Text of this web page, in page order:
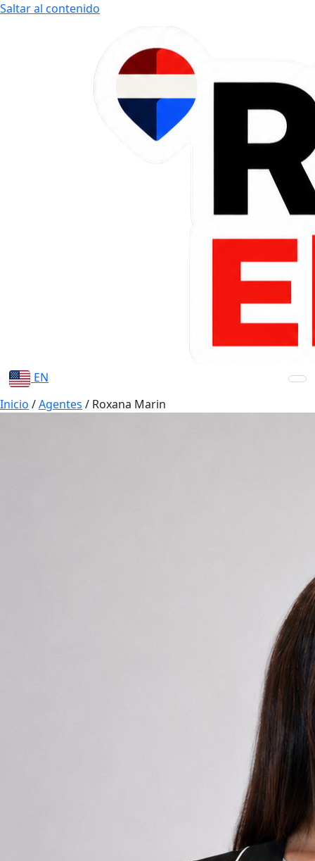
Saltar al contenido
EN
Inicio /Agentes / Roxana Marin